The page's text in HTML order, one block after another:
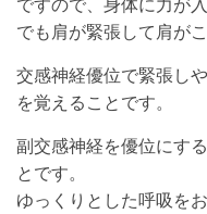
でも肩が緊張して肩が
交感神経優位で緊張し
を覚えることです。
副交感神経を優位にす
とです。
ゆっくりとした呼吸を